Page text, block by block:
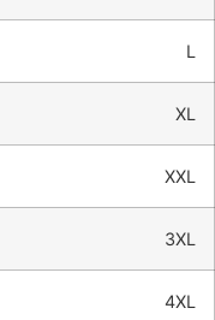
L
XL
XXL
3XL
4XL